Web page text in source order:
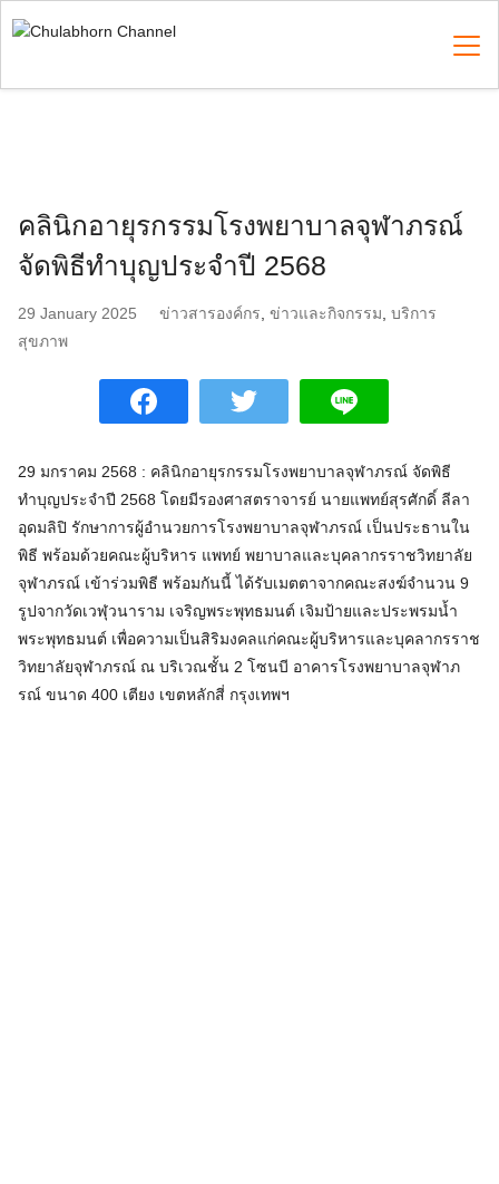
to
คลินิกอายุรกรรมโรงพยาบาลจุฬาภรณ์
จัดพิธีทำบุญประจำปี 2568
29 January 2025 ข่าวสารองค์กร ข่าวและกิจกรรม บริการ
สุขภาพ
29 มกราคม 2568 : คลินิกอายุรกรรมโรงพยาบาลจุฬาภรณ์ จัดพิธี
ทำบุญประจำปี 2568 โดยมีรองศาสตราจารย์ นายแพทย์สุรศักดิ์ ลีลา
อุดมลิปิ รักษาการผู้อำนวยการโรงพยาบาลจุฬาภรณ์ เป็นประธานใน
พิธี พร้อมด้วยคณะผู้บริหาร แพทย์ พยาบาลและบุคลากรราชวิทยาลัย
จุฬาภรณ์ เข้าร่วมพิธี พร้อมกันนี้ ได้รับเมตตาจากคณะสงฆ์จำนวน 9
รูปจากวัดเวฬุวนาราม เจริญพระพุทธมนต์ เจิมป้ายและประพรมน้ำ
พระพุทธมนต์ เพื่อความเป็นสิริมงคลแก่คณะผู้บริหารและบุคลากรราช
วิทยาลัยจุฬาภรณ์ ณ บริเวณชั้น 2 โซนบี อาคารโรงพยาบาลจุฬาภ
รณ์ ขนาด 400 เตียง เขตหลักสี่ กรุงเทพฯ